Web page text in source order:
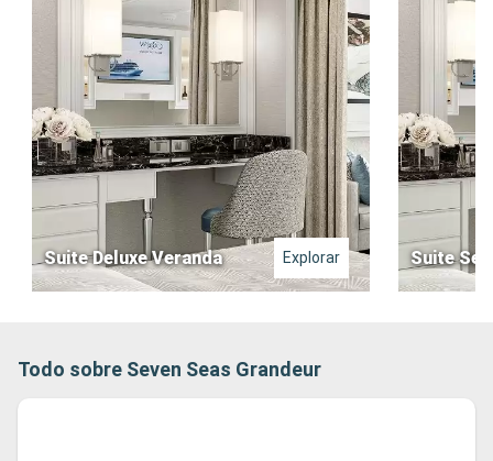
Suite Deluxe Veranda Explorar Suite
Todo sobre Seven Seas Grandeur